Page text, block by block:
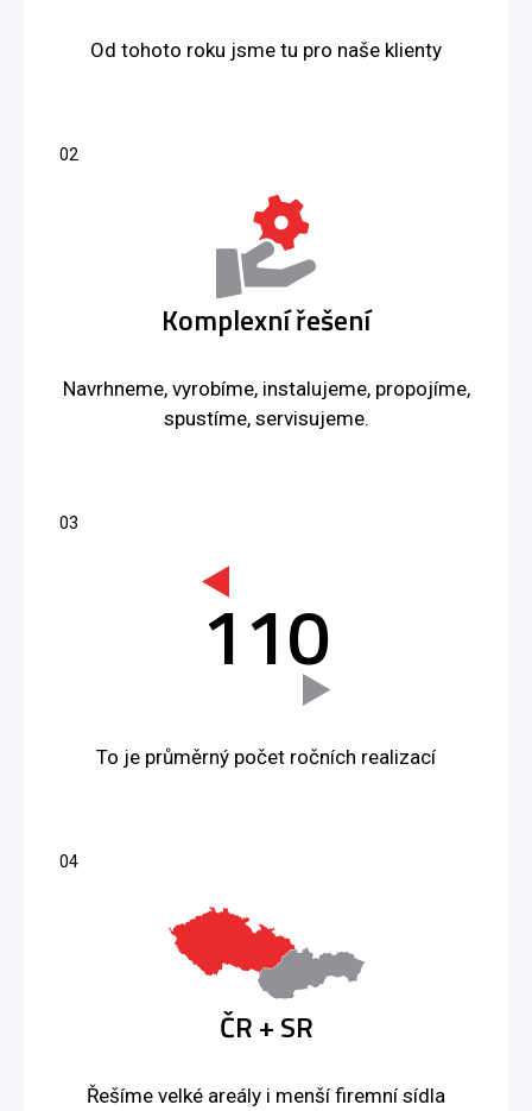
Od tohoto roku jsme tu pro naše klienty
Komplexní řešení
Navrhneme, vyrobíme, instalujeme, propojíme,
spustíme, servisujeme.
110
To je průměrný počet ročních realizací
ČR + SR
Řešíme velké areály i menší firemní sídla